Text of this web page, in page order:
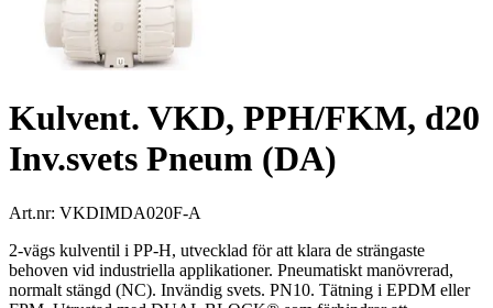
Kulvent. VKD, PPH/FKM, d20
Inv.svets Pneum (DA)
Art.nr: VKDIMDA020F-A
2-vägs kulventil i PP-H, utvecklad för att klara de strängaste
behoven vid industriella applikationer. Pneumatiskt manövrerad,
normalt stängd (NC). Invändig svets. PN10. Tätning i EPDM eller